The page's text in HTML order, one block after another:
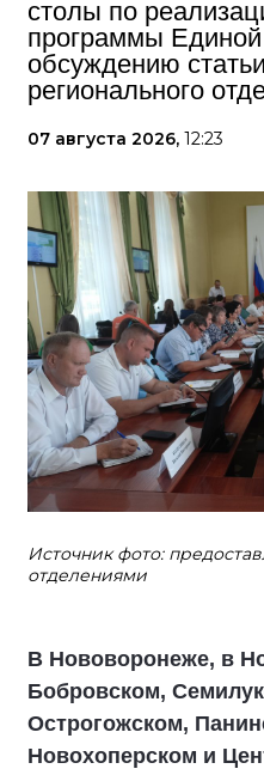
столы по
программы
обсуждению
регионального
07 августа 2026, 12:23
Источник фото:
отделениями
В Нововоронеже, в
Бобровском,
Острогожском,
Новохоперском и